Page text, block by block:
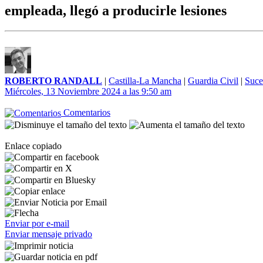
empleada, llegó a producirle lesiones
ROBERTO RANDALL | Castilla-La Mancha | Guardia Civil |
Miércoles, 13 Noviembre 2024 a las 9:50 am
Comentarios
Enlace copiado
Enviar por e-mail
Enviar mensaje privado